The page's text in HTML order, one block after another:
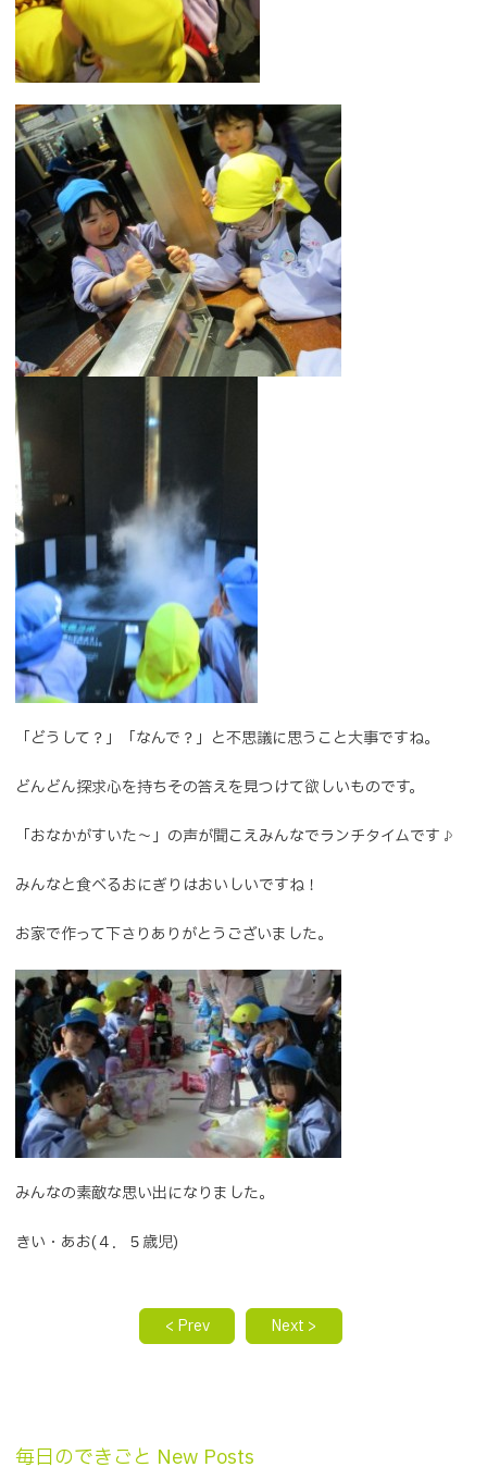
「どうして？」「なんで？」と不思議に思うこと大事ですね。
どんどん探求心を持ちその答えを見つけて欲しいものです。
「おなかがすいた～」の声が聞こえみんなでランチタイムです♪
みんなと食べるおにぎりはおいしいですね！
お家で作って下さりありがとうございました。
みんなの素敵な思い出になりました。
きい・あお(４．５歳児)
< Prev Next >
毎日のできごと New Posts